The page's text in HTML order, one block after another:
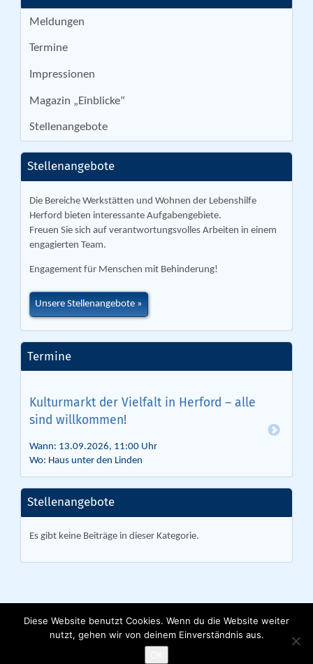
Meldungen
Termine
Impressionen
Magazin „Einblicke“
Stellenangebote
Stellenangebote
Die Bereiche Werkstätten und Wohnen der Lebenshilfe
Herford bieten interessante Aufgabengebiete.
Freuen Sie sich auf verantwortungsvolles Arbeiten in einem
engagierten Team.
Engagement für Menschen mit Behinderung!
Unsere Stellenangebote
Termine
Kulturmarkt der Vielfalt in Herford – alle
sind willkommen!
Wann: 13.09.2026, 11:00 Uhr
Wo: Haus unter den Linden
Stellenangebote
Es gibt keine Beiträge in dieser Kategorie.
Lebenshilfe Herford e. V. | Ackerstraße 31 | 32051 Herford | Tel. 05221
Diese Website benutzt Cookies. Wenn du die Website weiter
nutzt, gehen wir von deinem Einverständnis aus.